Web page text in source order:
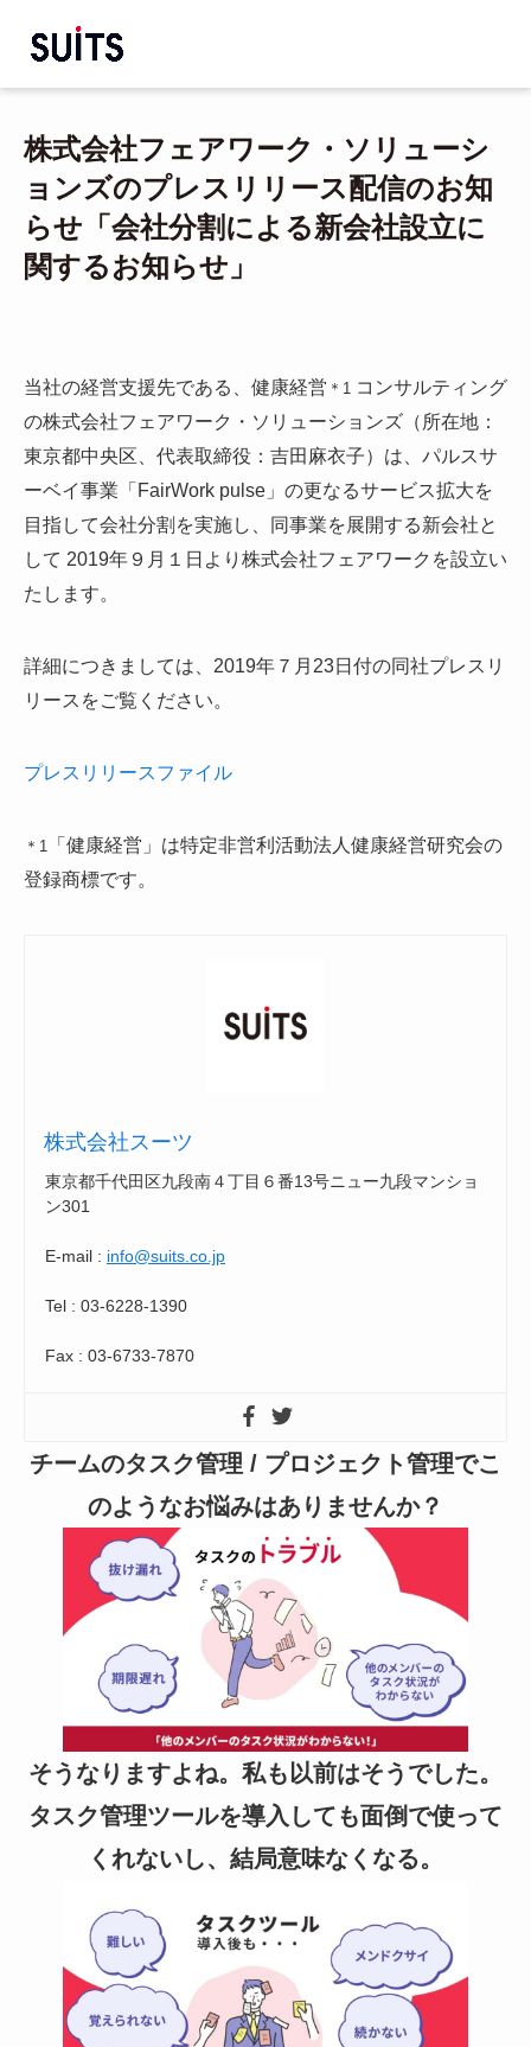
株式会社フェアワーク・ソリューシ
ョンズのプレスリリース配信のお知
らせ「会社分割による新会社設立に
関するお知らせ」
当社の経営支援先である、健康経営 ＊1 コンサルティング
の株式会社フェアワーク・ソリューションズ（所在地：
東京都中央区、代表取締役：吉田麻衣子）は、パルスサ
ーベイ事業「FairWork pulse」の更なるサービス拡大を
目指して会社分割を実施し、同事業を展開する新会社と
して 2019年９月１日より株式会社フェアワークを設立い
たします。
詳細につきましては、2019年７月23日付の同社プレスリ
リースをご覧ください。
プレスリリースファイル
＊1 「健康経営」は特定非営利活動法人健康経営研究会の
登録商標です。
株式会社スーツ
東京都千代田区九段南４丁目６番13号ニュー九段マンショ
ン301
E-mail : info@suits.co.jp
Tel : 03-6228-1390
Fax : 03-6733-7870
チームのタスク管理 / プロジェクト管理でこ
のようなお悩みはありませんか？
そうなりますよね。私も以前はそうでした。
タスク管理ツールを導入しても面倒で使って
くれないし、結局意味なくなる。